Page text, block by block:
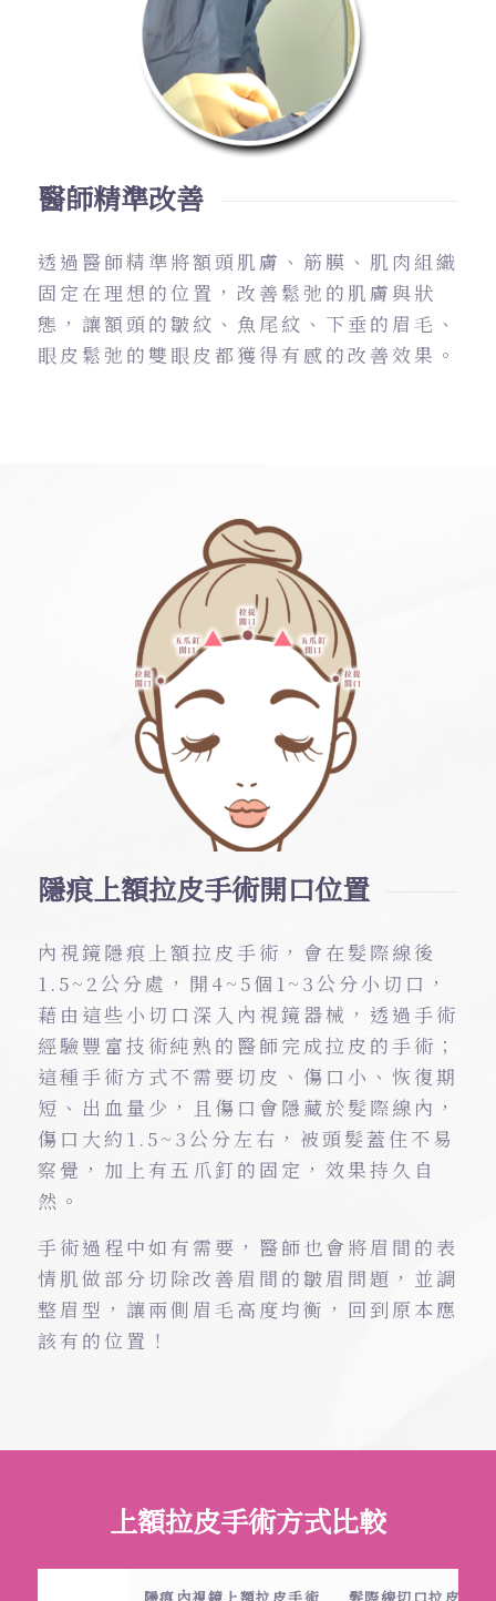
醫師精準改善
透過醫師精準將額頭肌膚、筋膜、肌肉組織
固定在理想的位置，改善鬆弛的肌膚與狀
態，讓額頭的皺紋、魚尾紋、下垂的眉毛、
眼皮鬆弛的雙眼皮都獲得有感的改善效果。
隱痕上額拉皮手術開口位置
內視鏡隱痕上額拉皮手術，會在髮際線後
1.5~2公分處，開4~5個1~3公分小切口，
藉由這些小切口深入內視鏡器械，透過手術
經驗豐富技術純熟的醫師完成拉皮的手術；
這種手術方式不需要切皮、傷口小、恢復期
短、出血量少，且傷口會隱藏於髮際線內，
傷口大約1.5~3公分左右，被頭髮蓋住不易
察覺，加上有五爪釘的固定，效果持久自
然。
手術過程中如有需要，醫師也會將眉間的表
情肌做部分切除改善眉間的皺眉問題，並調
整眉型，讓兩側眉毛高度均衡，回到原本應
該有的位置！
上額拉皮手術方式比較